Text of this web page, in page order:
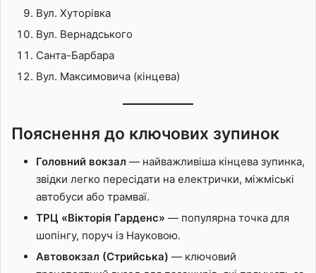
Вул. Хуторівка
Вул. Вернадського
Санта-Барбара
Вул. Максимовича (кінцева)
Пояснення до ключових зупинок
Головний вокзал — найважливіша кінцева зупинка,
звідки легко пересідати на електрички, міжміські
автобуси або трамваї.
ТРЦ «Вікторія Гарденс» — популярна точка для
шопінгу, поруч із Науковою.
Автовокзал (Стрийська) — ключовий